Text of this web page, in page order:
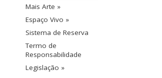
Mais Arte »
Espaço Vivo »
Sistema de Reserva
Termo de
Responsabilidade
Legislação »